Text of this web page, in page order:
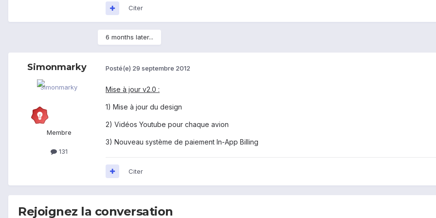
Citer
6 months later...
Simonmarky
Membre
131
Posté(e) 29 septembre 2012
Mise à jour v2.0 :
1) Mise à jour du design
2) Vidéos Youtube pour chaque avion
3) Nouveau système de paiement In-App Billing
Citer
Rejoignez la conversation